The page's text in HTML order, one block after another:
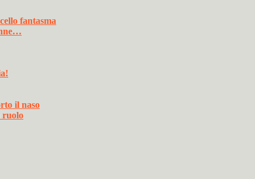
fantasma
il naso
ruolo